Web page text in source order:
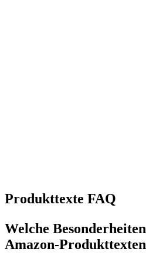
Produkttexte FAQ
Welche
Amazon-